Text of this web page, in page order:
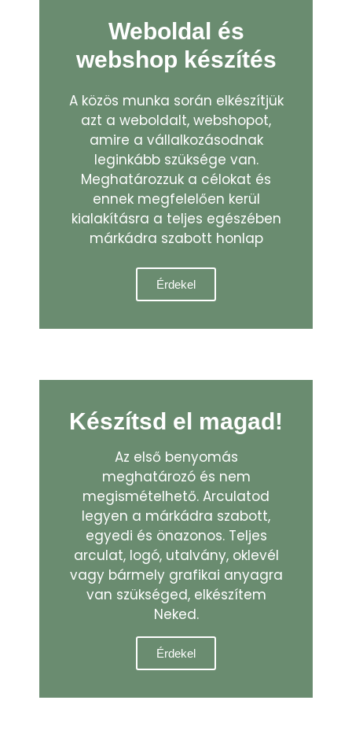
Weboldal és
webshop készítés
A közös munka során elkészítjük
azt a weboldalt, webshopot,
amire a vállalkozásodnak
leginkább szüksége van.
Meghatározzuk a célokat és
ennek megfelelően kerül
kialakításra a teljes egészében
márkádra szabott honlap
Érdekel
Készítsd el magad!
Az első benyomás
meghatározó és nem
megismételhető. Arculatod
legyen a márkádra szabott,
egyedi és önazonos. Teljes
arculat, logó, utalvány, oklevél
vagy bármely grafikai anyagra
van szükséged, elkészítem
Neked.
Érdekel